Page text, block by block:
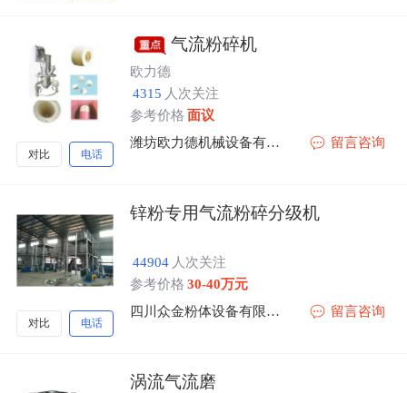
对比 电话
气流粉碎机
欧力德
4315 人次关注
参考价格 面议
潍坊欧力德机械设备有限公司
留言咨询
对比 电话
锌粉专用气流粉碎分级机
44904 人次关注
参考价格 30-40万元
四川众金粉体设备有限公司
留言咨询
涡流气流磨